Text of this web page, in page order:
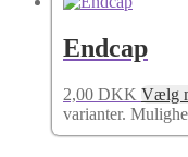
Endcap
2,00 DKK Vælg
varianter.